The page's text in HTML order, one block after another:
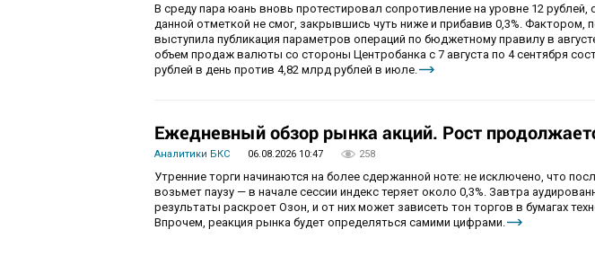
В среду пара юань вновь протестировал сопротивление на уровне 12 рублей,
данной отметкой не смог, закрывшись чуть ниже и прибавив 0,3%.
выступила публикация параметров операций по бюджетному правилу в
объем продаж валюты со стороны Центробанка с 7 августа по 4 сентября
рублей в день против 4,82 млрд рублей в июле.
Ежедневный обзор рынка акций. Рост
Аналитики БКС 06.08.2026 10:47 258
Утренние торги начинаются на более сдержанной ноте: не исключено, что
возьмет паузу — в начале сессии индекс теряет около 0,3%. Завтра
результаты раскроет Озон, и от них может зависеть тон торгов в бумагах
Впрочем, реакция рынка будет определяться самими цифрами.